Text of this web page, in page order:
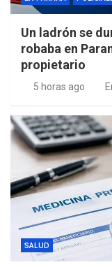
Un ladrón se
robaba en
propietario
5 horas ago
SALUD